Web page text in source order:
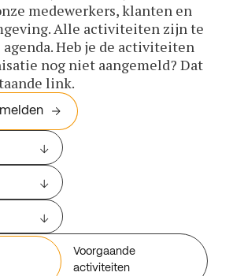
medewerkers, klanten en
Alle activiteiten zijn te
Heb je de activiteiten
nog niet aangemeld? Dat
link.
Voorgaande
activiteiten